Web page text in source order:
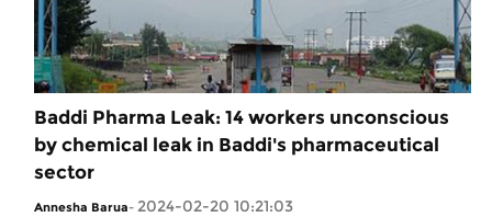
Baddi Pharma Leak: 14 workers unconscious
by chemical leak in Baddi's pharmaceutical
sector
Annesha Barua- 2024-02-20 10:21:03